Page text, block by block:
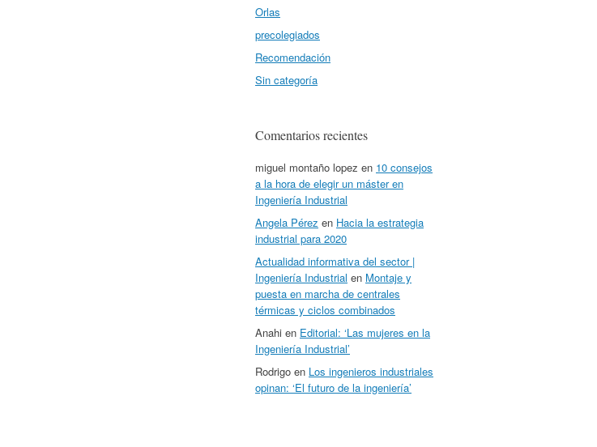
Orlas
precolegiados
Recomendación
Sin categoría
Comentarios recientes
miguel montaño lopez en 10 consejos
a la hora de elegir un máster en
Ingeniería Industrial
Angela Pérez en Hacia la estrategia
industrial para 2020
Actualidad informativa del sector |
Ingeniería Industrial en Montaje y
puesta en marcha de centrales
térmicas y ciclos combinados
Anahi en Editorial: ‘Las mujeres en la
Ingeniería Industrial’
Rodrigo en Los ingenieros industriales
opinan: ‘El futuro de la ingeniería’